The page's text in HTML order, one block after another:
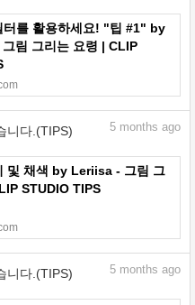
터를 활용하세요! "팁 #1" by
림 그리는 요령 | CLIP
니다.(TIPS) 5 months ago
및 채색 by Leriisa - 그림 그
STUDIO TIPS
니다.(TIPS) 5 months ago